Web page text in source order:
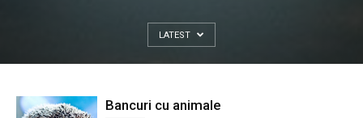
LATEST
Bancuri cu animale